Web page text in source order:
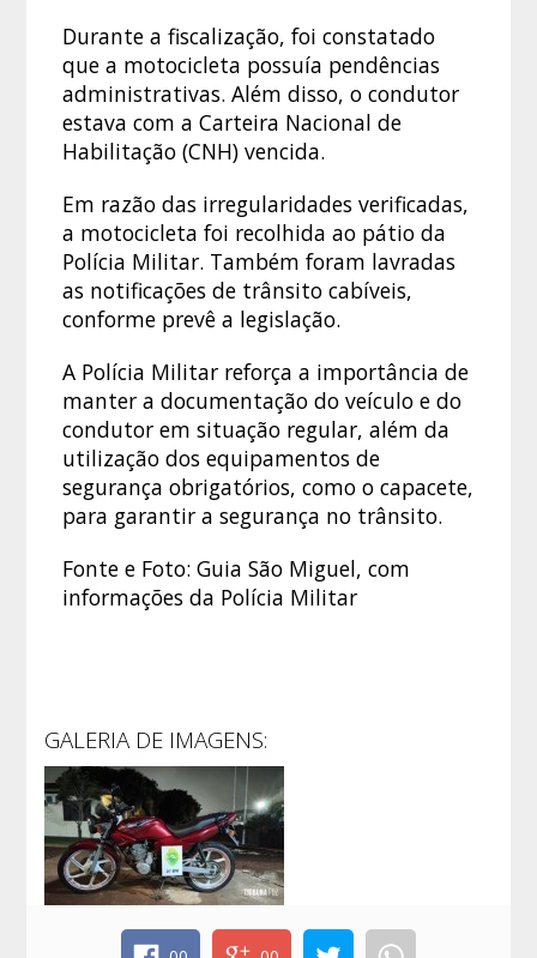
Durante a fiscalização, foi constatado
que a motocicleta possuía pendências
administrativas. Além disso, o condutor
estava com a Carteira Nacional de
Habilitação (CNH) vencida.
Em razão das irregularidades verificadas,
a motocicleta foi recolhida ao pátio da
Polícia Militar. Também foram lavradas
as notificações de trânsito cabíveis,
conforme prevê a legislação.
A Polícia Militar reforça a importância de
manter a documentação do veículo e do
condutor em situação regular, além da
utilização dos equipamentos de
segurança obrigatórios, como o capacete,
para garantir a segurança no trânsito.
Fonte e Foto: Guia São Miguel, com
informações da Polícia Militar
GALERIA DE IMAGENS: